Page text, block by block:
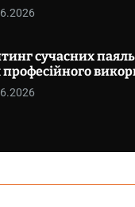
сучасних
професійного